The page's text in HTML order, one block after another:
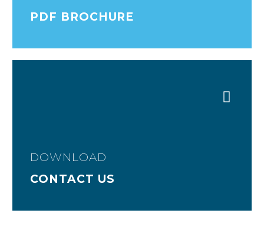
PDF BROCHURE
DOWNLOAD
CONTACT US